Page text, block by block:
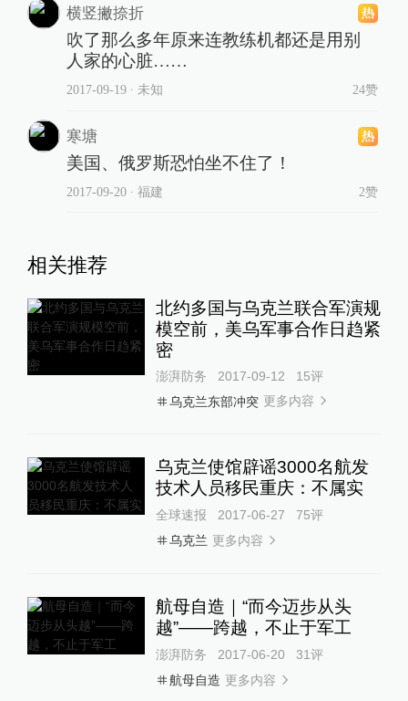
横竖撇捺折
吹了那么多年原来连教练机都还是用别
人家的心脏……
2017-09-19∙ 未知 24赞
寒塘
美国、俄罗斯恐怕坐不住了！
2017-09-20∙ 福建 2赞
相关推荐
北约多国与乌克兰联合军演规
模空前，美乌军事合作日趋紧
密
澎湃防务 2017-09-12 15评
乌克兰东部冲突 更多内容
乌克兰使馆辟谣3000名航发
技术人员移民重庆：不属实
全球速报 2017-06-27 75评
乌克兰 更多内容
航母自造｜“而今迈步从头
越”——跨越，不止于军工
澎湃防务 2017-06-20 31评
航母自造 更多内容